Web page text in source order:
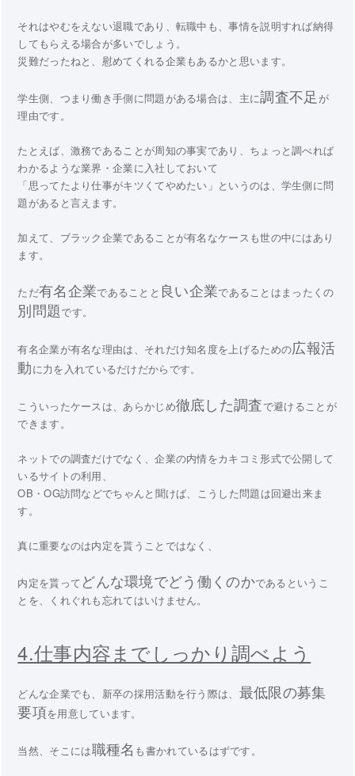
それはやむをえない退職であり、転職中も、事情を説明すれば納得
してもらえる場合が多いでしょう。
災難だったねと、慰めてくれる企業もあるかと思います。
学生側、つまり働き手側に問題がある場合は、主に調査不足 が
理由です。
たとえば、激務であることが周知の事実であり、ちょっと調べれば
わかるような業界・企業に入社しておいて
「思ってたより仕事がキツくてやめたい」というのは、学生側に問
題があると言えます。
加えて、ブラック企業であることが有名なケースも世の中にはあり
ます。
ただ有名企業であることと 良い企業であることはまったくの
別問題です。
有名企業が有名な理由は、それだけ知名度を上げるための広報活
動に力を入れているだけだからです。
こういったケースは、あらかじめ徹底した調査で避けることが
できます。
ネットでの調査だけでなく、企業の内情をカキコミ形式で公開して
いるサイトの利用、
OB・OG訪問などでちゃんと聞けば、こうした問題は回避出来ま
す。
真に重要なのは内定を貰うことではなく、
内定を貰って どんな環境でどう働くのかであるというこ
とを、くれぐれも忘れてはいけません。
4.仕事内容までしっかり調べよう
どんな企業でも、新卒の採用活動を行う際は、 最低限の募集
要項を用意しています。
当然、そこには職種名 も書かれているはずです。